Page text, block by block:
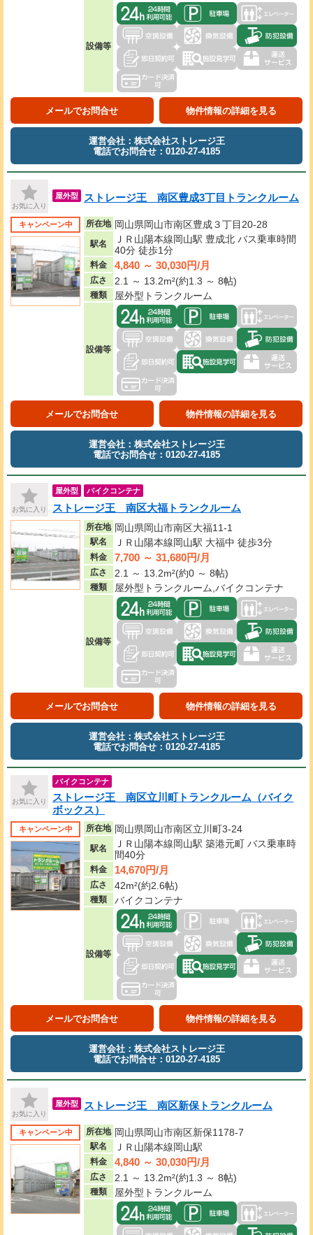
設備等
メールでお問合せ 物件情報の詳細を見る
運営会社：株式会社ストレージ王
電話でお問合せ：0120-27-4185
お気に入り
屋外型 ストレージ王 南区豊成3丁目トランクルーム
キャンペーン中 所在地 岡山県岡山市南区豊成３丁目20-28
駅名
ＪＲ山陽本線岡山駅 豊成北 バス乗車時間
40分 徒歩1分
料金 4,840 ～ 30,030円/月
広さ 2.1 ～ 13.2m²(約1.3 ～ 8帖)
種類 屋外型トランクルーム
設備等
メールでお問合せ 物件情報の詳細を見る
運営会社：株式会社ストレージ王
電話でお問合せ：0120-27-4185
お気に入り
屋外型 バイクコンテナ
ストレージ王 南区大福トランクルーム
所在地 岡山県岡山市南区大福11-1
駅名 ＪＲ山陽本線岡山駅 大福中 徒歩3分
料金 7,700 ～ 31,680円/月
広さ 2.1 ～ 13.2m²(約0 ～ 8帖)
種類 屋外型トランクルーム,バイクコンテナ
設備等
メールでお問合せ 物件情報の詳細を見る
運営会社：株式会社ストレージ王
電話でお問合せ：0120-27-4185
お気に入り
バイクコンテナ
ストレージ王 南区立川町トランクルーム（バイク
ボックス）
キャンペーン中 所在地 岡山県岡山市南区立川町3-24
駅名
ＪＲ山陽本線岡山駅 築港元町 バス乗車時
間40分
料金 14,670円/月
広さ 42m²(約2.6帖)
種類 バイクコンテナ
設備等
メールでお問合せ 物件情報の詳細を見る
運営会社：株式会社ストレージ王
電話でお問合せ：0120-27-4185
お気に入り
屋外型 ストレージ王 南区新保トランクルーム
キャンペーン中 所在地 岡山県岡山市南区新保1178-7
駅名 ＪＲ山陽本線岡山駅
料金 4,840 ～ 30,030円/月
広さ 2.1 ～ 13.2m²(約1.3 ～ 8帖)
種類 屋外型トランクルーム